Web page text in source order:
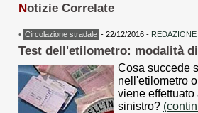
Notizie Correlate
• Circolazione stradale - 22/12/2016 -
Test dell'etilometro: modalità
Cosa succede
nell'etilometro
viene effettuato
sinistro?